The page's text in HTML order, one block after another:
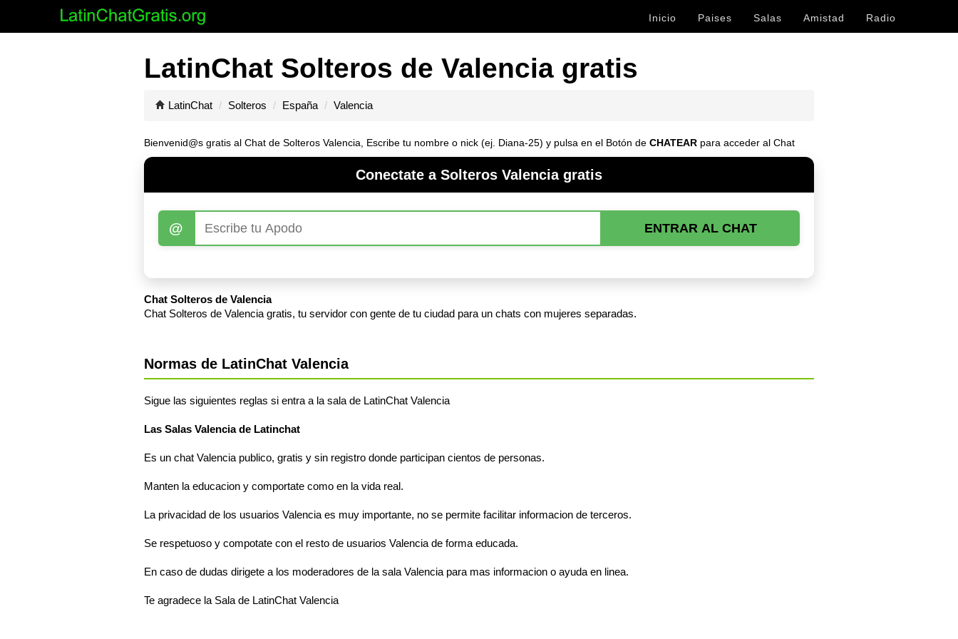
Inicio Paises Salas Amistad Radio
LatinChat Solteros de Valencia gratis
LatinChat Solteros España Valencia
Bienvenid@s gratis al Chat de Solteros Valencia, Escribe tu nombre o nick (ej. Diana-25) y pulsa en el Botón de CHATEAR para acceder al Chat
Conectate a Solteros Valencia gratis
@ ENTRAR AL CHAT
Chat Solteros de Valencia
Chat Solteros de Valencia gratis, tu servidor con gente de tu ciudad para un chats con mujeres separadas.
Normas de LatinChat Valencia
Sigue las siguientes reglas si entra a la sala de LatinChat Valencia
Las Salas Valencia de Latinchat
Es un chat Valencia publico, gratis y sin registro donde participan cientos de personas.
Manten la educacion y comportate como en la vida real.
La privacidad de los usuarios Valencia es muy importante, no se permite facilitar informacion de terceros.
Se respetuoso y compotate con el resto de usuarios Valencia de forma educada.
En caso de dudas dirigete a los moderadores de la sala Valencia para mas informacion o ayuda en linea.
Te agradece la Sala de LatinChat Valencia